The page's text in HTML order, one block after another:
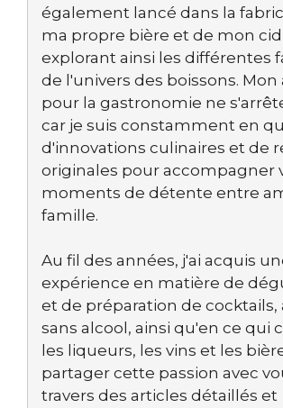
également lancé dans la
ma propre bière et de mon
explorant ainsi les différentes
de l'univers des boissons.
pour la gastronomie ne
car je suis constamment en
d'innovations culinaires et de
originales pour accompagner
moments de détente entre
famille.
Au fil des années, j'ai acquis
expérience en matière de
et de préparation de cocktails,
sans alcool, ainsi qu'en ce qui
les liqueurs, les vins et les
partager cette passion avec
travers des articles détaillés et